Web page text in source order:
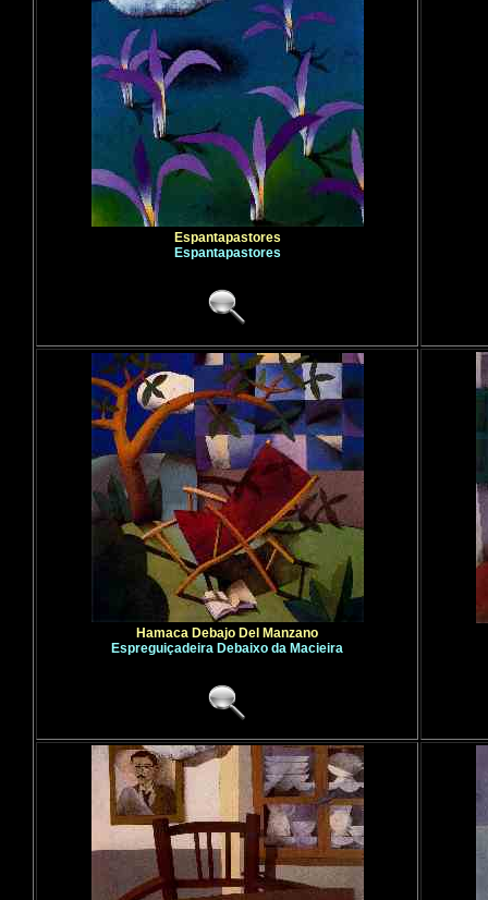
Espantapastores
Espantapastores
Hamaca Debajo Del Manzano
Espreguiçadeira Debaixo da Macieira